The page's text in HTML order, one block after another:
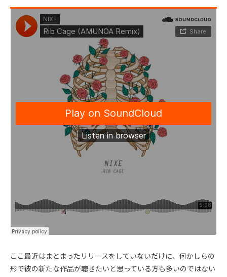
ここ最近はまとまったリリースをしていないだけに、何かしらの
形で彼の新たな作品が聴きたいと思っている方も多いのではない